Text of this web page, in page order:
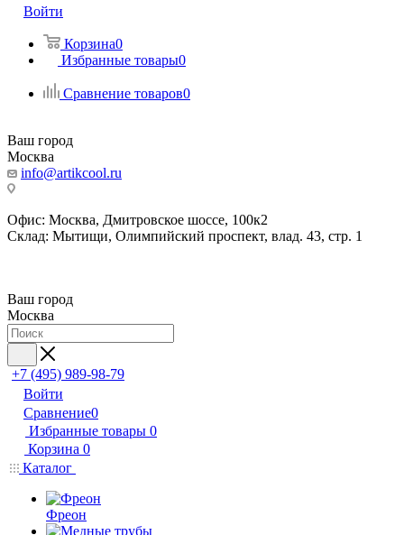
Войти
Корзина0
Избранные товары0
Сравнение товаров0
Ваш город
Москва
info@artikcool.ru
Офис: Москва, Дмитровское шоссе, 100к2
Склад: Мытищи, Олимпийский проспект, влад. 43, стр. 1
Ваш город
Москва
+7 (495) 989-98-79
Войти
Сравнение0
Избранные товары 0
Корзина 0
Каталог
Фреон